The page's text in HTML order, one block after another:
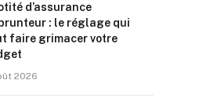
d’assurance
: le réglage qui
faire grimacer votre
2026